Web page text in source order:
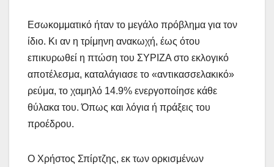
Εσωκομματικό ήταν το μεγάλο πρόβλημα για τον
ίδιο. Κι αν η τρίμηνη ανακωχή, έως ότου
επικυρωθεί η πτώση του ΣΥΡΙΖΑ στο εκλογικό
αποτέλεσμα, καταλάγιασε το «αντικασσελακικό»
ρεύμα, το χαμηλό 14.9% ενεργοποίησε κάθε
θύλακα του. Όπως και λόγια ή πράξεις του
προέδρου.
Ο Χρήστος Σπίρτζης, εκ των ορκισμένων